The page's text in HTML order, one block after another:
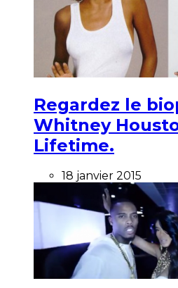
Regardez le
Whitney
Lifetime.
18 janvier 2015